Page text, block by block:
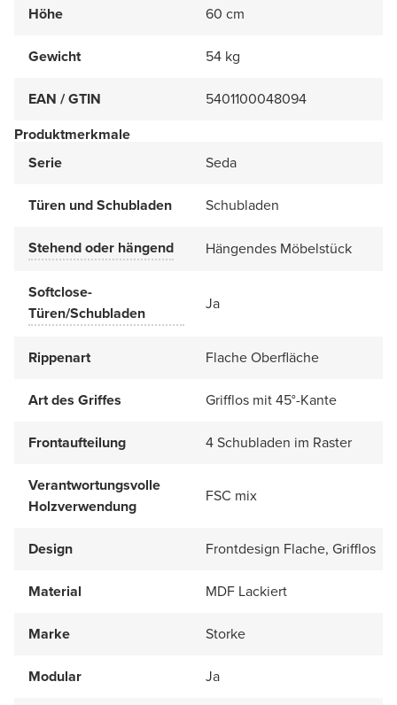
Höhe 60 cm
Gewicht 54 kg
EAN / GTIN
5401100048094
Produktmerkmale
Serie
Seda
Türen und Schubladen Schubladen
Stehend oder hängend Hängendes Möbelstück
Softclose-
Türen/Schubladen
Ja
Rippenart Flache Oberfläche
Art des Griffes Grifflos mit 45°-Kante
Frontaufteilung 4 Schubladen im Raster
Verantwortungsvolle
Holzverwendung
FSC mix
Design Frontdesign Flache, Grifflos
Material MDF Lackiert
Marke Storke
Modular Ja